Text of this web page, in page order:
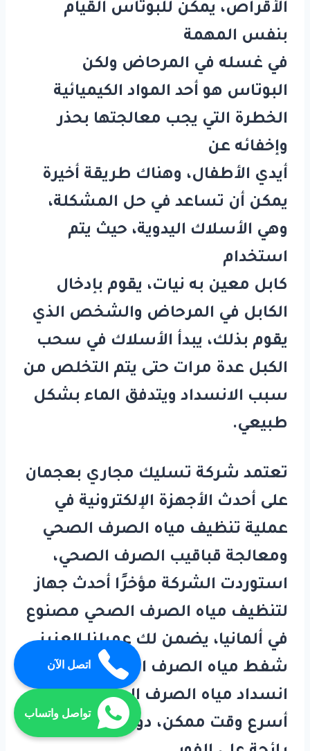
الأقراص، يمكن للبوتاس القيام
بنفس المهمة
في غسله في المرحاض ولكن
البوتاس هو أحد المواد الكيميائية
الخطرة التي يجب معالجتها بحذر
وإخفائه عن
أيدي الأطفال، وهناك طريقة أخيرة
يمكن أن تساعد في حل المشكلة،
وهي الأسلاك اليدوية، حيث يتم
استخدام
كابل معين به نيات، يقوم بإدخال
الكابل في المرحاض والشخص الذي
يقوم بذلك، يبدأ الأسلاك في سحب
الكبل عدة مرات حتى يتم التخلص من
سبب الانسداد ويتدفق الماء بشكل
طبيعي.
تعتمد شركة تسليك مجاري بعجمان
على أحدث الأجهزة الإلكترونية في
عملية تنظيف مياه الصرف الصحي
ومعالجة قباقيب الصرف الصحي،
استوردت الشركة مؤخرًا أحدث جهاز
لتنظيف مياه الصرف الصحي مصنوع
في ألمانيا، يضمن لك عميلنا العزيز
شفط مياه الصرف الصحي ومعالجة
انسداد مياه الصرف الصحي في
أسرع وقت ممكن، دون ترك أي أثر أو
اتصل الآن
تواصل واتساب